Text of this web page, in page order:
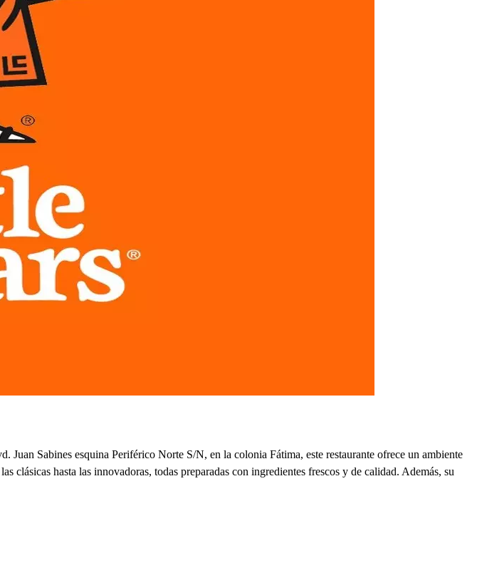
Juan Sabines esquina Periférico Norte S/N, en la colonia Fátima, este restaurante ofrece un ambiente
hasta las innovadoras, todas preparadas con ingredientes frescos y de calidad. Además, su